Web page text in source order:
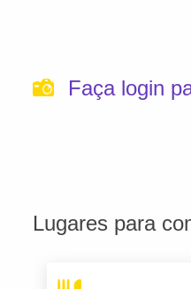
Faça login
Lugares para